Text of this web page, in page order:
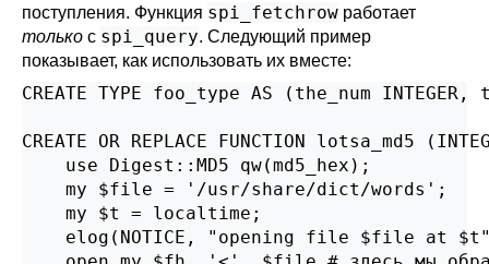
поступления. Функция spi_fetchrow работает
только с spi_query. Следующий пример
показывает, как использовать их вместе:
CREATE TYPE foo_type AS (the_num
CREATE OR REPLACE FUNCTION lotsa_md5
    use Digest::MD5 qw(md5_hex);
    my $file = '/usr/share/dict/words';
    my $t = localtime;
elog(NOTICE, "opening file $file at